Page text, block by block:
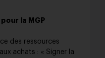
la MGP
des ressources
achats : « Signer la